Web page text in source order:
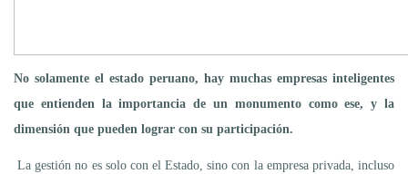
No solamente el estado peruano, hay muchas empresas inteligentes
que entienden la importancia de un monumento como ese, y la
dimensión que pueden lograr con su participación.
La gestión no es solo con el Estado, sino con la empresa privada, incluso